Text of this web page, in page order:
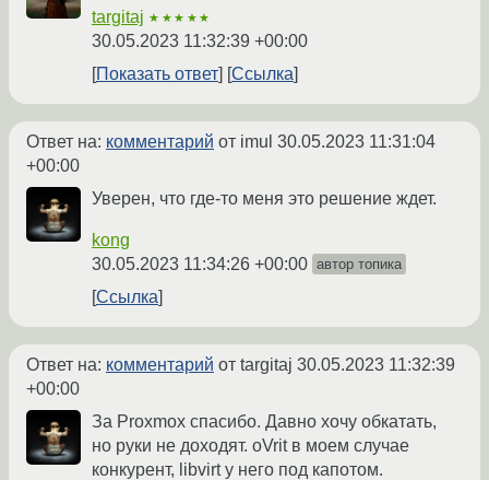
targitaj ★★★★★
30.05.2023 11:32:39 +00:00
Показать ответ
Ссылка
Ответ на: комментарий от imul 30.05.2023 11:31:04
+00:00
Уверен, что где-то меня это решение ждет.
kong
30.05.2023 11:34:26 +00:00 автор топика
Ссылка
Ответ на: комментарий от targitaj 30.05.2023 11:32:39
+00:00
За Proxmox спасибо. Давно хочу обкатать,
но руки не доходят. oVrit в моем случае
конкурент, libvirt у него под капотом.